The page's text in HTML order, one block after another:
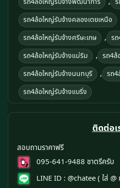
รถ4ล้อใหญ่รับจ้างคลองเตยเหนือ
รถ4ล้อใหญ่รับจ้างศรีษะเกษ , ร
รถ4ล้อใหญ่รับจ้างแม่ริม , รถ4ล้
รถ4ล้อใหญ่รับจ้างนนทบุรี , รถ
รถ4ล้อใหญ่รับจ้างแบริ่ง
ติดต่อเ
สอบถามราคาฟรี
095-641-9488 ชาตรีครับ
LINE ID : @chatee( ใส่